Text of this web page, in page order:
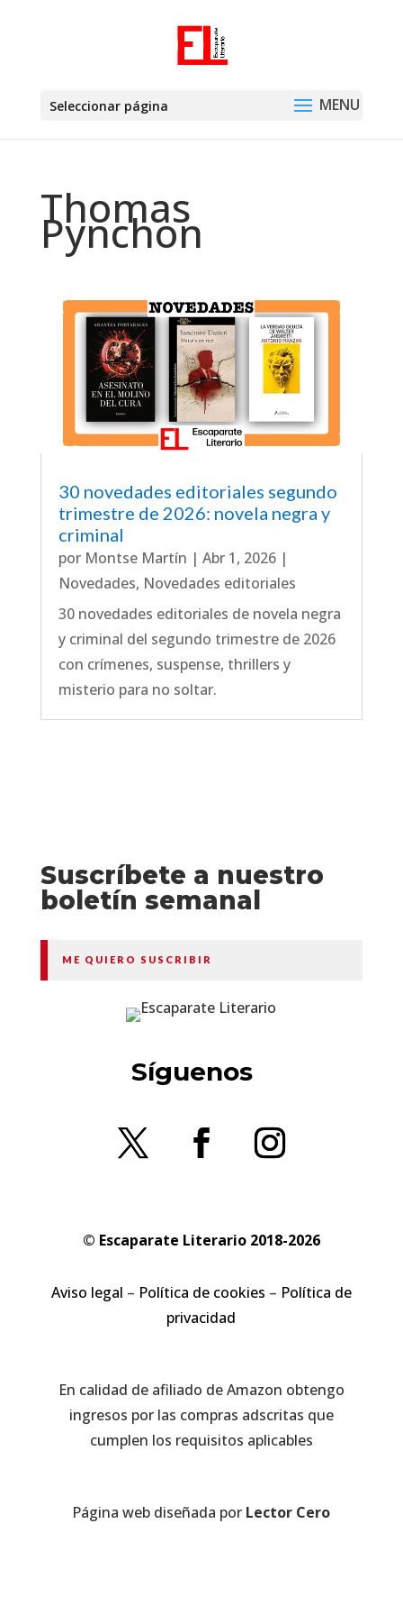
Seleccionar página
Thomas
Pynchon
30 novedades editoriales segundo
trimestre de 2026: novela negra y
criminal
por Montse Martín | Abr 1, 2026|
Novedades, Novedades editoriales
30 novedades editoriales de novela negra
y criminal del segundo trimestre de 2026
con crímenes, suspense, thrillers y
misterio para no soltar.
Suscríbete a nuestro
boletín semanal
ME QUIERO SUSCRIBIR
Síguenos
© Escaparate Literario 2018-2026
Aviso legal – Política de cookies – Política de
privacidad
En calidad de afiliado de Amazon obtengo
ingresos por las compras adscritas que
cumplen los requisitos aplicables
Página web diseñada por Lector Cero